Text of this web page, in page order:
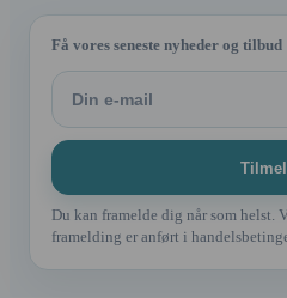
Få vores seneste nyheder og tilbud
Du kan framelde dig når som helst.
framelding er anført i